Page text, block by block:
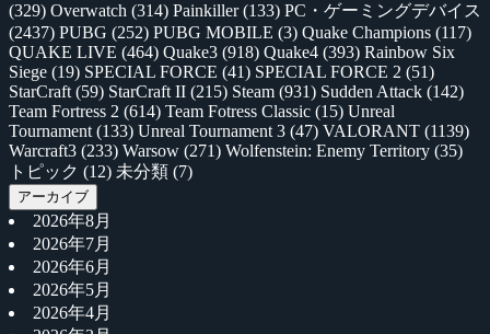
(329) Overwatch (314) Painkiller(133) PC・ゲーミングデバイス
(2437) PUBG (252) PUBG MOBILE (3) Quake Champions (117)
QUAKE LIVE (464) Quake3 (918) Quake4 (393) Rainbow Six
Siege (19) SPECIAL FORCE (41) SPECIAL FORCE 2 (51)
StarCraft (59) StarCraft II (215) Steam (931) Sudden Attack (142)
Team Fortress 2 (614) Team Fotress Classic (15) Unreal
Tournament (133) Unreal Tournament 3 (47) VALORANT (1139)
Warcraft3 (233) Warsow (271) Wolfenstein: Enemy Territory (35)
トピック (12) 未分類 (7)
アーカイブ
2026年8月
2026年7月
2026年6月
2026年5月
2026年4月